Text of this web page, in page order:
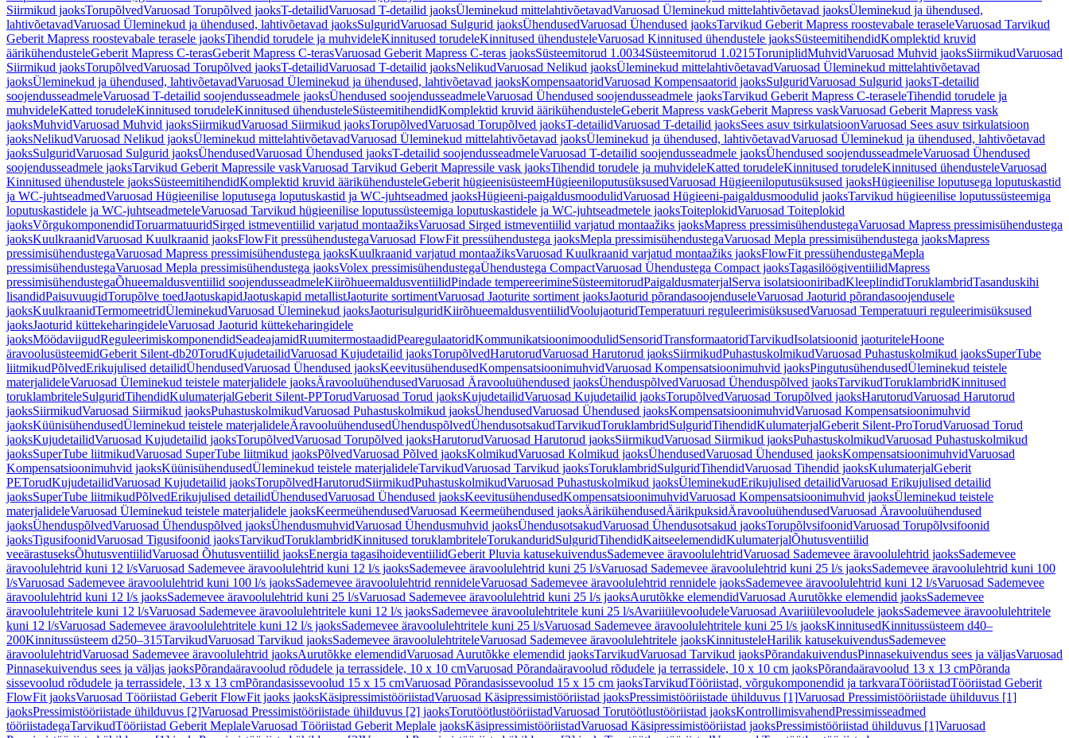
Siirmikud jaoksTorupõlvedVaruosad Torupõlved jaoksT-detailidVaruosad T-detailid jaoksÜleminekud mittelahtivõetavadVaruosad Üleminekud mittelahtivõetavad jaoksÜleminekud ja ühendused,
lahtivõetavadVaruosad Üleminekud ja ühendused, lahtivõetavad jaoksSulguridVaruosad Sulgurid jaoksÜhendusedVaruosad Ühendused jaoksTarvikud Geberit Mapress roostevabale teraseleVaruosad Tarvikud
Geberit Mapress roostevabale terasele jaoksTihendid torudele ja muhvideleKinnitused torudeleKinnitused ühendusteleVaruosad Kinnitused ühendustele jaoksSüsteemitihendidKomplektid kruvid
äärikühendusteleGeberit Mapress C-terasGeberit Mapress C-terasVaruosad Geberit Mapress C-teras jaoksSüsteemitorud 1.0034Süsteemitorud 1.0215ToruniplidMuhvidVaruosad Muhvid jaoksSiirmikudVaruosad
Siirmikud jaoksTorupõlvedVaruosad Torupõlved jaoksT-detailidVaruosad T-detailid jaoksNelikudVaruosad Nelikud jaoksÜleminekud mittelahtivõetavadVaruosad Üleminekud mittelahtivõetavad
jaoksÜleminekud ja ühendused, lahtivõetavadVaruosad Üleminekud ja ühendused, lahtivõetavad jaoksKompensaatoridVaruosad Kompensaatorid jaoksSulguridVaruosad Sulgurid jaoksT-detailid
soojendusseadmeleVaruosad T-detailid soojendusseadmele jaoksÜhendused soojendusseadmeleVaruosad Ühendused soojendusseadmele jaoksTarvikud Geberit Mapress C-teraseleTihendid torudele ja
muhvideleKatted torudeleKinnitused torudeleKinnitused ühendusteleSüsteemitihendidKomplektid kruvid äärikühendusteleGeberit Mapress vaskGeberit Mapress vaskVaruosad Geberit Mapress vask
jaoksMuhvidVaruosad Muhvid jaoksSiirmikudVaruosad Siirmikud jaoksTorupõlvedVaruosad Torupõlved jaoksT-detailidVaruosad T-detailid jaoksSees asuv tsirkulatsioonVaruosad Sees asuv tsirkulatsioon
jaoksNelikudVaruosad Nelikud jaoksÜleminekud mittelahtivõetavadVaruosad Üleminekud mittelahtivõetavad jaoksÜleminekud ja ühendused, lahtivõetavadVaruosad Üleminekud ja ühendused, lahtivõetavad
jaoksSulguridVaruosad Sulgurid jaoksÜhendusedVaruosad Ühendused jaoksT-detailid soojendusseadmeleVaruosad T-detailid soojendusseadmele jaoksÜhendused soojendusseadmeleVaruosad Ühendused
soojendusseadmele jaoksTarvikud Geberit Mapressile vaskVaruosad Tarvikud Geberit Mapressile vask jaoksTihendid torudele ja muhvideleKatted torudeleKinnitused torudeleKinnitused ühendusteleVaruosad
Kinnitused ühendustele jaoksSüsteemitihendidKomplektid kruvid äärikühendusteleGeberit hügieenisüsteemHügieeniloputusüksusedVaruosad Hügieeniloputusüksused jaoksHügieenilise loputusega loputuskastid
ja WC-juhtseadmedVaruosad Hügieenilise loputusega loputuskastid ja WC-juhtseadmed jaoksHügieeni-paigaldusmoodulidVaruosad Hügieeni-paigaldusmoodulid jaoksTarvikud hügieenilise loputussüsteemiga
loputuskastidele ja WC-juhtseadmeteleVaruosad Tarvikud hügieenilise loputussüsteemiga loputuskastidele ja WC-juhtseadmetele jaoksToiteplokidVaruosad Toiteplokid
jaoksVõrgukomponendidToruarmatuuridSirged istmeventiilid varjatud montaažiksVaruosad Sirged istmeventiilid varjatud montaažiks jaoksMapress pressimisühendustegaVaruosad Mapress pressimisühendustega
jaoksKuulkraanidVaruosad Kuulkraanid jaoksFlowFit pressühendustegaVaruosad FlowFit pressühendustega jaoksMepla pressimisühendustegaVaruosad Mepla pressimisühendustega jaoksMapress
pressimisühendustegaVaruosad Mapress pressimisühendustega jaoksKuulkraanid varjatud montaažiksVaruosad Kuulkraanid varjatud montaažiks jaoksFlowFit pressühendustegaMepla
pressimisühendustegaVaruosad Mepla pressimisühendustega jaoksVolex pressimisühendustegaÜhendustega CompactVaruosad Ühendustega Compact jaoksTagasilöögiventiilidMapress
pressimisühendustegaÕhueemaldusventiilid soojendusseadmeleKiirõhueemaldusventiilidPindade tempereerimineSüsteemitorudPaigaldusmaterjalServa isolatsiooniribadKleeplindidToruklambridTasanduskihi
lisandidPaisuvuugidTorupõlve toedJaotuskapidJaotuskapid metallistJaoturite sortimentVaruosad Jaoturite sortiment jaoksJaoturid põrandasoojenduseleVaruosad Jaoturid põrandasoojendusele
jaoksKuulkraanidTermomeetridÜleminekudVaruosad Üleminekud jaoksJaoturisulguridKiirõhueemaldusventiilidVoolujaoturidTemperatuuri reguleerimisüksusedVaruosad Temperatuuri reguleerimisüksused
jaoksJaoturid küttekeharingideleVaruosad Jaoturid küttekeharingidele
jaoksMöödaviigudReguleerimiskomponendidSeadeajamidRuumitermostaadidPearegulaatoridKommunikatsioonimoodulidSensoridTransformaatoridTarvikudIsolatsioonid jaoturiteleHoone
äravoolusüsteemidGeberit Silent-db20TorudKujudetailidVaruosad Kujudetailid jaoksTorupõlvedHarutorudVaruosad Harutorud jaoksSiirmikudPuhastuskolmikudVaruosad Puhastuskolmikud jaoksSuperTube
liitmikudPõlvedErikujulised detailidÜhendusedVaruosad Ühendused jaoksKeevitusühendusedKompensatsioonimuhvidVaruosad Kompensatsioonimuhvid jaoksPingutusühendusedÜleminekud teistele
materjalideleVaruosad Üleminekud teistele materjalidele jaoksÄravooluühendusedVaruosad Äravooluühendused jaoksÜhenduspõlvedVaruosad Ühenduspõlved jaoksTarvikudToruklambridKinnitused
toruklambriteleSulguridTihendidKulumaterjalGeberit Silent-PPTorudVaruosad Torud jaoksKujudetailidVaruosad Kujudetailid jaoksTorupõlvedVaruosad Torupõlved jaoksHarutorudVaruosad Harutorud
jaoksSiirmikudVaruosad Siirmikud jaoksPuhastuskolmikudVaruosad Puhastuskolmikud jaoksÜhendusedVaruosad Ühendused jaoksKompensatsioonimuhvidVaruosad Kompensatsioonimuhvid
jaoksKüünisühendusedÜleminekud teistele materjalideleÄravooluühendusedÜhenduspõlvedÜhendusotsakudTarvikudToruklambridSulguridTihendidKulumaterjalGeberit Silent-ProTorudVaruosad Torud
jaoksKujudetailidVaruosad Kujudetailid jaoksTorupõlvedVaruosad Torupõlved jaoksHarutorudVaruosad Harutorud jaoksSiirmikudVaruosad Siirmikud jaoksPuhastuskolmikudVaruosad Puhastuskolmikud
jaoksSuperTube liitmikudVaruosad SuperTube liitmikud jaoksPõlvedVaruosad Põlved jaoksKolmikudVaruosad Kolmikud jaoksÜhendusedVaruosad Ühendused jaoksKompensatsioonimuhvidVaruosad
Kompensatsioonimuhvid jaoksKüünisühendusedÜleminekud teistele materjalideleTarvikudVaruosad Tarvikud jaoksToruklambridSulguridTihendidVaruosad Tihendid jaoksKulumaterjalGeberit
PETorudKujudetailidVaruosad Kujudetailid jaoksTorupõlvedHarutorudSiirmikudPuhastuskolmikudVaruosad Puhastuskolmikud jaoksÜleminekudErikujulised detailidVaruosad Erikujulised detailid
jaoksSuperTube liitmikudPõlvedErikujulised detailidÜhendusedVaruosad Ühendused jaoksKeevitusühendusedKompensatsioonimuhvidVaruosad Kompensatsioonimuhvid jaoksÜleminekud teistele
materjalideleVaruosad Üleminekud teistele materjalidele jaoksKeermeühendusedVaruosad Keermeühendused jaoksÄärikühendusedÄärikpuksidÄravooluühendusedVaruosad Äravooluühendused
jaoksÜhenduspõlvedVaruosad Ühenduspõlved jaoksÜhendusmuhvidVaruosad Ühendusmuhvid jaoksÜhendusotsakudVaruosad Ühendusotsakud jaoksTorupõlvsifoonidVaruosad Torupõlvsifoonid
jaoksTigusifoonidVaruosad Tigusifoonid jaoksTarvikudToruklambridKinnitused toruklambriteleTorukanduridSulguridTihendidKaitseelemendidKulumaterjalÕhutusventiilid
veeärastuseksÕhutusventiilidVaruosad Õhutusventiilid jaoksEnergia tagasihoideventiilidGeberit Pluvia katusekuivendusSademevee äravoolulehtridVaruosad Sademevee äravoolulehtrid jaoksSademevee
äravoolulehtrid kuni 12 l/sVaruosad Sademevee äravoolulehtrid kuni 12 l/s jaoksSademevee äravoolulehtrid kuni 25 l/sVaruosad Sademevee äravoolulehtrid kuni 25 l/s jaoksSademevee äravoolulehtrid kuni 100
l/sVaruosad Sademevee äravoolulehtrid kuni 100 l/s jaoksSademevee äravoolulehtrid rennideleVaruosad Sademevee äravoolulehtrid rennidele jaoksSademevee äravoolulehtrid kuni 12 l/sVaruosad Sademevee
äravoolulehtrid kuni 12 l/s jaoksSademevee äravoolulehtrid kuni 25 l/sVaruosad Sademevee äravoolulehtrid kuni 25 l/s jaoksAurutõkke elemendidVaruosad Aurutõkke elemendid jaoksSademevee
äravoolulehtritele kuni 12 l/sVaruosad Sademevee äravoolulehtritele kuni 12 l/s jaoksSademevee äravoolulehtritele kuni 25 l/sAvariiülevooludeleVaruosad Avariiülevooludele jaoksSademevee äravoolulehtritele
kuni 12 l/sVaruosad Sademevee äravoolulehtritele kuni 12 l/s jaoksSademevee äravoolulehtritele kuni 25 l/sVaruosad Sademevee äravoolulehtritele kuni 25 l/s jaoksKinnitusedKinnitussüsteem d40–
200Kinnitussüsteem d250–315TarvikudVaruosad Tarvikud jaoksSademevee äravoolulehtriteleVaruosad Sademevee äravoolulehtritele jaoksKinnitusteleHarilik katusekuivendusSademevee
äravoolulehtridVaruosad Sademevee äravoolulehtrid jaoksAurutõkke elemendidVaruosad Aurutõkke elemendid jaoksTarvikudVaruosad Tarvikud jaoksPõrandakuivendusPinnasekuivendus sees ja väljasVaruosad
Pinnasekuivendus sees ja väljas jaoksPõrandaäravoolud rõdudele ja terrassidele, 10 x 10 cmVaruosad Põrandaäravoolud rõdudele ja terrassidele, 10 x 10 cm jaoksPõrandaäravoolud 13 x 13 cmPõranda
sissevoolud rõdudele ja terrassidele, 13 x 13 cmPõrandasissevoolud 15 x 15 cmVaruosad Põrandasissevoolud 15 x 15 cm jaoksTarvikudTööriistad, võrgukomponendid ja tarkvaraTööriistadTööriistad Geberit
FlowFit jaoksVaruosad Tööriistad Geberit FlowFit jaoks jaoksKäsipressimistööriistadVaruosad Käsipressimistööriistad jaoksPressimistööriistade ühilduvus [1]Varuosad Pressimistööriistade ühilduvus [1]
jaoksPressimistööriistade ühilduvus [2]Varuosad Pressimistööriistade ühilduvus [2] jaoksTorutöötlustööriistadVaruosad Torutöötlustööriistad jaoksKontrollimisvahendPressimisseadmed
tööriistadegaTarvikudTööriistad Geberit MeplaleVaruosad Tööriistad Geberit Meplale jaoksKäsipressimistööriistadVaruosad Käsipressimistööriistad jaoksPressimistööriistad ühilduvus [1]Varuosad